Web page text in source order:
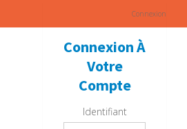
Connexion
Connexion À
Votre
Compte
Identifiant